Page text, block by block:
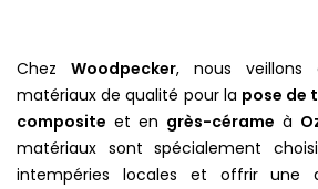
Chez Woodpecker, nous veillons
matériaux de qualité pour la pose de
composite et en grès-cérame à
matériaux sont spécialement
intempéries locales et offrir une